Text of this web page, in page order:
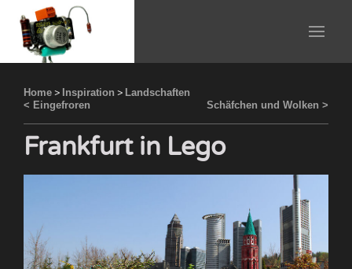
Home > Inspiration > Landschaften
< Eingefroren
Schäfchen und Wolken >
Frankfurt in Lego